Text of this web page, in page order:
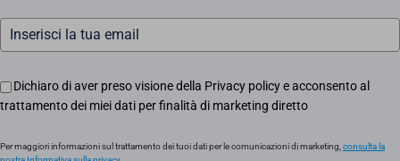
Assistenza Motori Apricancello
Dichiaro di aver preso visione della Privacy policy e acconsento al
trattamento dei miei dati per finalità di marketing diretto
Per maggiori informazioni sul trattamento dei tuoi dati per le comunicazioni di marketing, consulta la